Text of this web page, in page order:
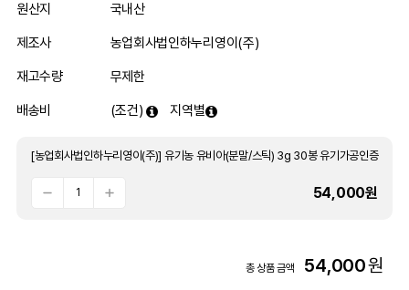
원산지 국내산
제조사 농업회사법인하누리영이(주)
재고수량 무제한
배송비 (조건) 지역별
[농업회사법인하누리영이(주)] 유기농 유비아(분말/스틱) 3g 30봉 유기가공인증
54,000원
총 상품 금액 54,000원